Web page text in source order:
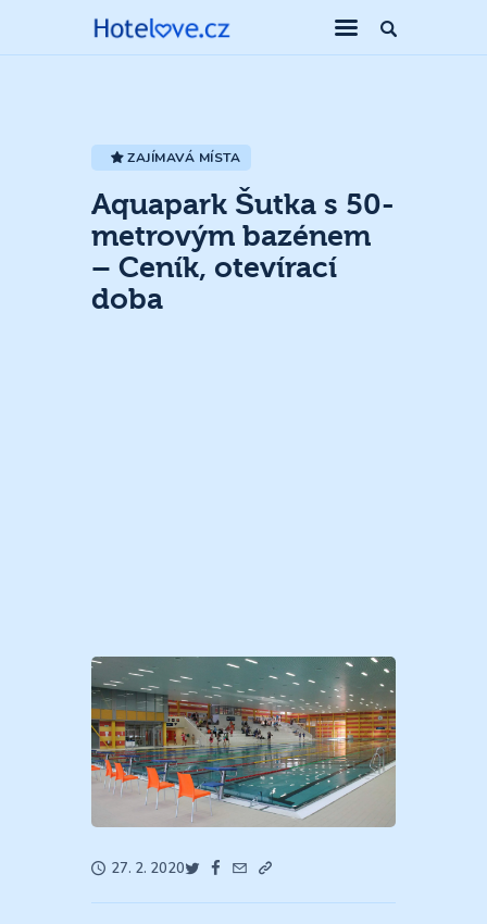
ZAJÍMAVÁ MÍSTA
Aquapark Šutka s 50-
metrovým bazénem
– Ceník, otevírací
doba
27. 2. 2020